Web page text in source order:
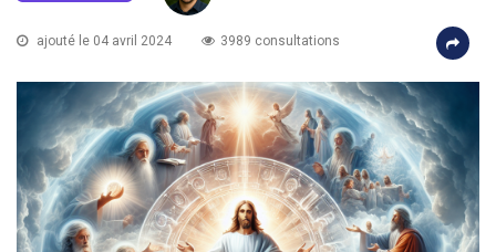
ajouté le 04 avril 2024 3989 consultations